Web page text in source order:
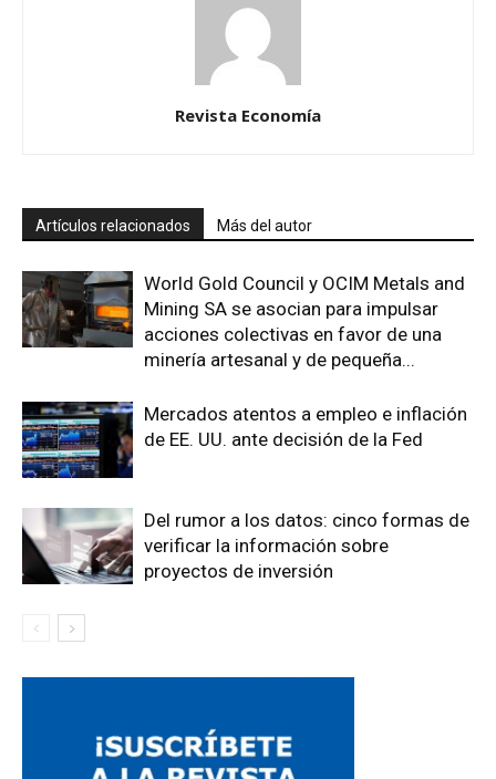
Revista Economía
Artículos relacionados Más del autor
World Gold Council y OCIM Metals and
Mining SA se asocian para impulsar
acciones colectivas en favor de una
minería artesanal y de pequeña...
Mercados atentos a empleo e inflación
de EE. UU. ante decisión de la Fed
Del rumor a los datos: cinco formas de
verificar la información sobre
proyectos de inversión